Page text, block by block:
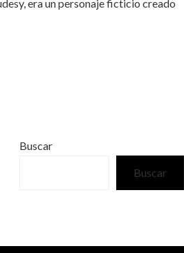
era un personaje ficticio creado
Buscar
Buscar